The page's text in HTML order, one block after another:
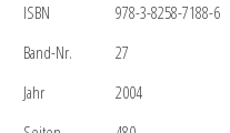
ISBN
978-3-8258-7188-6
Band-Nr.
27
Jahr
2004